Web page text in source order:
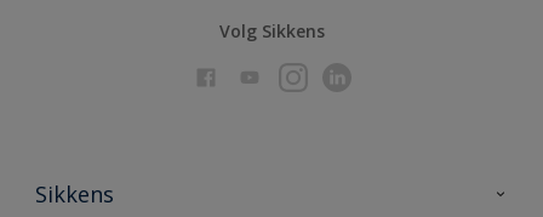
Volg Sikkens
Sikkens